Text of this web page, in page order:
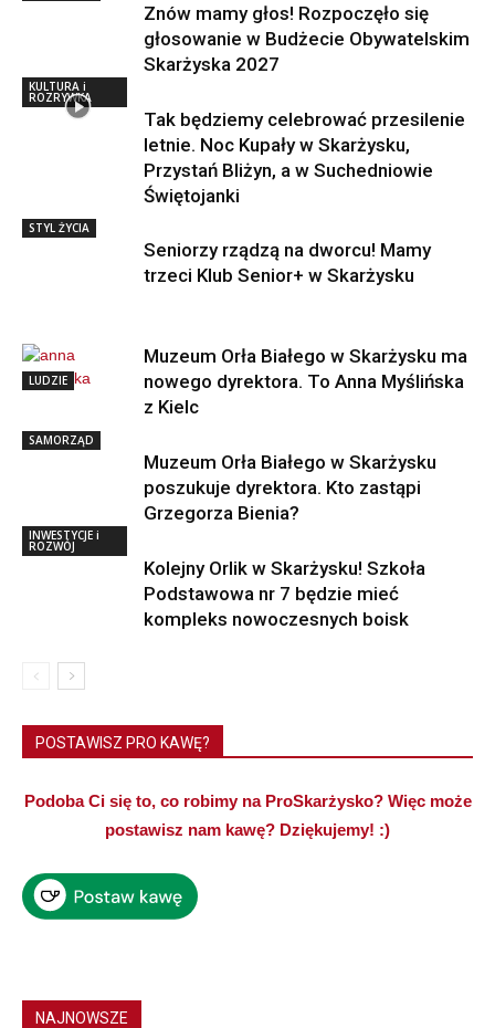
Znów mamy głos! Rozpoczęło się
głosowanie w Budżecie Obywatelskim
Skarżyska 2027
KULTURA i
ROZRYWKA
Tak będziemy celebrować przesilenie
letnie. Noc Kupały w Skarżysku,
Przystań Bliżyn, a w Suchedniowie
Świętojanki
STYL ŻYCIA
Seniorzy rządzą na dworcu! Mamy
trzeci Klub Senior+ w Skarżysku
LUDZIE
Muzeum Orła Białego w Skarżysku ma
nowego dyrektora. To Anna Myślińska
z Kielc
SAMORZĄD
Muzeum Orła Białego w Skarżysku
poszukuje dyrektora. Kto zastąpi
Grzegorza Bienia?
INWESTYCJE i
ROZWÓJ
Kolejny Orlik w Skarżysku! Szkoła
Podstawowa nr 7 będzie mieć
kompleks nowoczesnych boisk
POSTAWISZ PRO KAWĘ?
Podoba Ci się to, co robimy na ProSkarżysko? Więc może
postawisz nam kawę? Dziękujemy! :)
NAJNOWSZE